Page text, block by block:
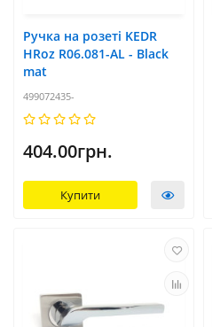
Ручка на розеті KEDR
HRoz R06.081-AL - Black
mat
499072435-
404.00грн.
Купити